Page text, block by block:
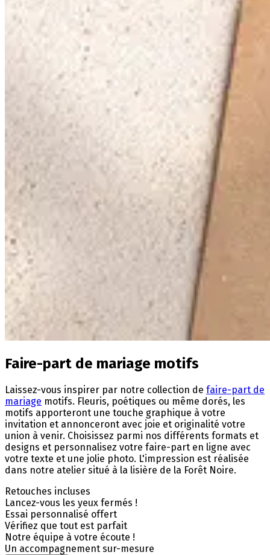
Faire-part de mariage motifs
Laissez-vous inspirer par notre collection de faire-part de
mariage motifs. Fleuris, poétiques ou même dorés, les
motifs apporteront une touche graphique à votre
invitation et annonceront avec joie et originalité votre
union à venir. Choisissez parmi nos différents formats et
designs et personnalisez votre faire-part en ligne avec
votre texte et une jolie photo. L'impression est réalisée
dans notre atelier situé à la lisière de la Forêt Noire.
Retouches incluses
Lancez-vous les yeux fermés !
Essai personnalisé offert
Vérifiez que tout est parfait
Notre équipe à votre écoute !
Un accompagnement sur-mesure